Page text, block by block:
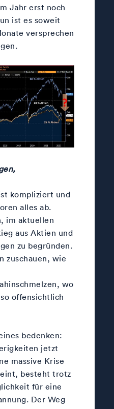
Jahr erst noch
ist es soweit
versprechen
kompliziert und
alles ab.
im aktuellen
aus Aktien und
zu begründen.
zuschauen, wie
wo
offensichtlich
bedenken:
jetzt
massive Krise
besteht trotz
für eine
Der Weg